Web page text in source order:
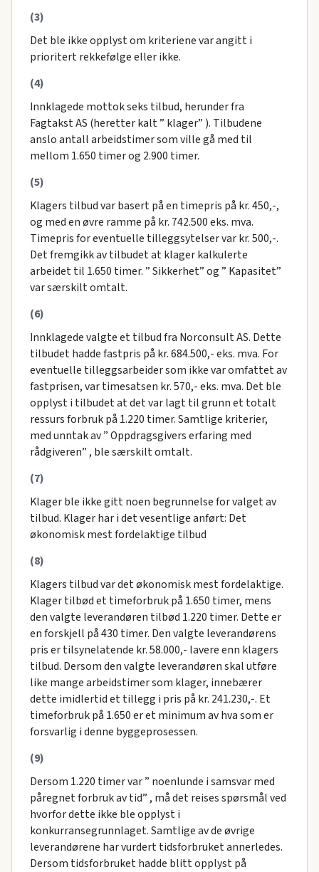
(3)
Det ble ikke opplyst om kriteriene var angitt i
prioritert rekkefølge eller ikke.
(4)
Innklagede mottok seks tilbud, herunder fra
Fagtakst AS (heretter kalt ” klager” ). Tilbudene
anslo antall arbeidstimer som ville gå med til
mellom 1.650 timer og 2.900 timer.
(5)
Klagers tilbud var basert på en timepris på kr. 450,-,
og med en øvre ramme på kr. 742.500 eks. mva.
Timepris for eventuelle tilleggsytelser var kr. 500,-.
Det fremgikk av tilbudet at klager kalkulerte
arbeidet til 1.650 timer. ” Sikkerhet” og ” Kapasitet”
var særskilt omtalt.
(6)
Innklagede valgte et tilbud fra Norconsult AS. Dette
tilbudet hadde fastpris på kr. 684.500,- eks. mva. For
eventuelle tilleggsarbeider som ikke var omfattet av
fastprisen, var timesatsen kr. 570,- eks. mva. Det ble
opplyst i tilbudet at det var lagt til grunn et totalt
ressurs forbruk på 1.220 timer. Samtlige kriterier,
med unntak av ” Oppdragsgivers erfaring med
rådgiveren” , ble særskilt omtalt.
(7)
Klager ble ikke gitt noen begrunnelse for valget av
tilbud. Klager har i det vesentlige anført: Det
økonomisk mest fordelaktige tilbud
(8)
Klagers tilbud var det økonomisk mest fordelaktige.
Klager tilbød et timeforbruk på 1.650 timer, mens
den valgte leverandøren tilbød 1.220 timer. Dette er
en forskjell på 430 timer. Den valgte leverandørens
pris er tilsynelatende kr. 58.000,- lavere enn klagers
tilbud. Dersom den valgte leverandøren skal utføre
like mange arbeidstimer som klager, innebærer
dette imidlertid et tillegg i pris på kr. 241.230,-. Et
timeforbruk på 1.650 er et minimum av hva som er
forsvarlig i denne byggeprosessen.
(9)
Dersom 1.220 timer var ” noenlunde i samsvar med
påregnet forbruk av tid” , må det reises spørsmål ved
hvorfor dette ikke ble opplyst i
konkurransegrunnlaget. Samtlige av de øvrige
leverandørene har vurdert tidsforbruket annerledes.
Dersom tidsforbruket hadde blitt opplyst på